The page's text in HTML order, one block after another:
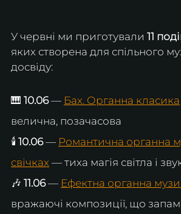
У червні ми приготували 11
яких створена для спільного
досвіду:
🎹 10.06 — Бах. Органна класика
велична, позачасова
🕯️ 10.06 — Романтична органна
свічках — тиха магія світла і
🎶 11.06 — Ефектна органна
вражаючі композиції, що